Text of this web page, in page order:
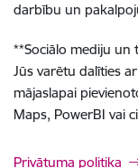
darbību un
**Sociālo mediju un
Jūs varētu dalīties
mājaslapai
Maps, PowerBI vai
Privātuma politika